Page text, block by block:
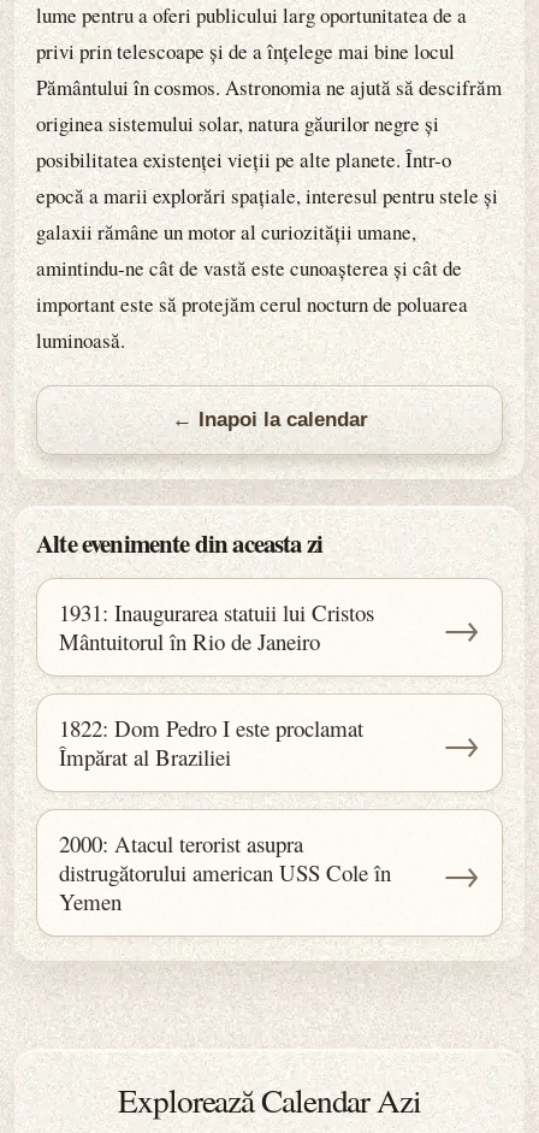
lume pentru a oferi publicului larg oportunitatea de a
privi prin telescoape și de a înțelege mai bine locul
Pământului în cosmos. Astronomia ne ajută să descifrăm
originea sistemului solar, natura găurilor negre și
posibilitatea existenței vieții pe alte planete. Într-o
epocă a marii explorări spațiale, interesul pentru stele și
galaxii rămâne un motor al curiozității umane,
amintindu-ne cât de vastă este cunoașterea și cât de
important este să protejăm cerul nocturn de poluarea
luminoasă.
← Inapoi la calendar
Alte evenimente din aceasta zi
1931: Inaugurarea statuii lui Cristos
Mântuitorul în Rio de Janeiro
→
1822: Dom Pedro I este proclamat
Împărat al Braziliei
→
2000: Atacul terorist asupra
distrugătorului american USS Cole în
Yemen
→
Explorează Calendar Azi